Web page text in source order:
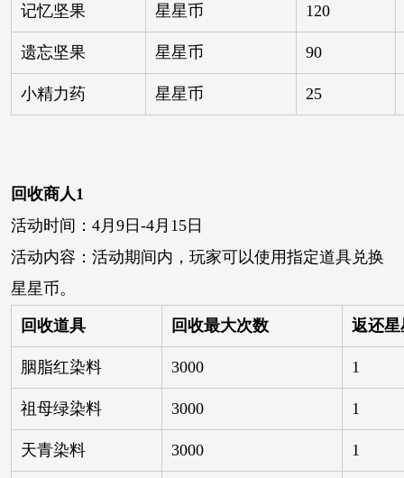
记忆坚果 星星币 120
遗忘坚果 星星币 90
小精力药 星星币 25
回收商人1
活动时间：4月9日-4月15日
活动内容：活动期间内，玩家可以使用指定道具兑换
星星币。
回收道具 回收最大次数 返还星
胭脂红染料 3000 1
祖母绿染料 3000 1
天青染料 3000 1